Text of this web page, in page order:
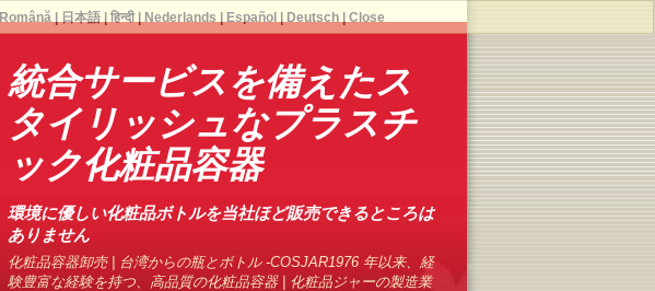
統合サービスを備えたス
タイリッシュなプラスチ
ック化粧品容器
環境に優しい化粧品ボトルを当社ほど販売できるところは
ありません
化粧品容器卸売 | 台湾からの瓶とボトル -COSJAR1976 年以来、経
験豊富な経験を持つ、高品質の化粧品容器 | 化粧品ジャーの製造業
Română| 日本語| हिन्दी| Nederlands Español Deutsch| Close